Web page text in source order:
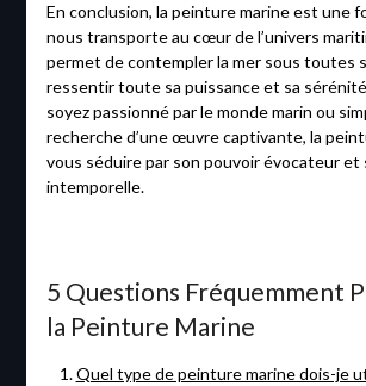
En conclusion, la peinture marine est une
nous transporte au cœur de l’univers
permet de contempler la mer sous toutes
ressentir toute sa puissance et sa
soyez passionné par le monde marin ou
recherche d’une œuvre captivante, la
vous séduire par son pouvoir évocateur
intemporelle.
5 Questions Fréquemment
la Peinture Marine
Quel type de peinture marine dois-je